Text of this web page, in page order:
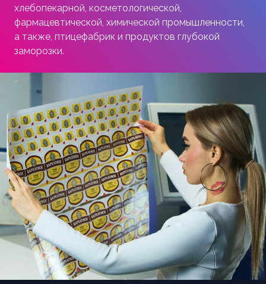
хлебопекарной, косметологической,
фармацевтической, химической промышленности,
а также, птицефабрик и продуктов глубокой
заморозки.